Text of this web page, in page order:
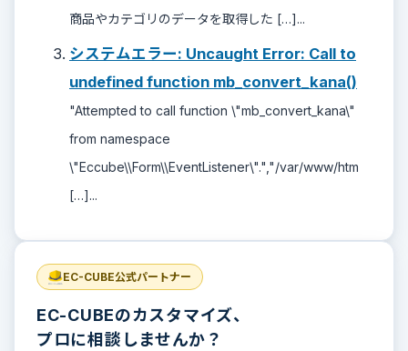
商品やカテゴリのデータを取得した […]...
システムエラー: Uncaught Error: Call to
undefined function mb_convert_kana()
"Attempted to call function \"mb_convert_kana\"
from namespace
\"Eccube\\Form\\EventListener\".","/var/www/htm
[…]...
EC-CUBE公式パートナー
EC-CUBEのカスタマイズ、
プロに相談しませんか？